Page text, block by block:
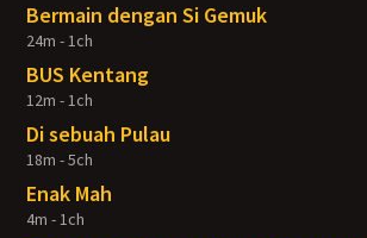
Bermain dengan Si Gemuk
24m - 1ch
BUS Kentang
12m - 1ch
Di sebuah Pulau
18m - 5ch
Enak Mah
4m - 1ch